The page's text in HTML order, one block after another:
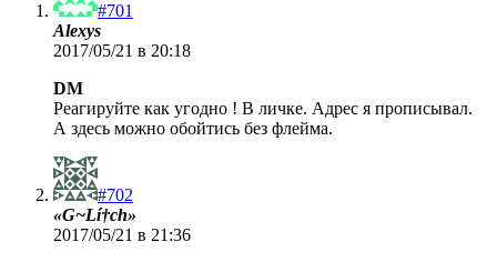
#701
Alexys
2017/05/21 в 20:18
DM
Реагируйте как угодно ! В личке. Адрес я прописывал.
А здесь можно обойтись без флейма.
#702
«G~Lí†ch»
2017/05/21 в 21:36